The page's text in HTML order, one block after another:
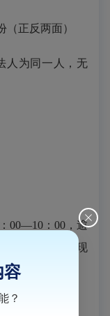
（正反两面）
人为同一人，无
00—10：00，逾
，如有疑问，现
容
？